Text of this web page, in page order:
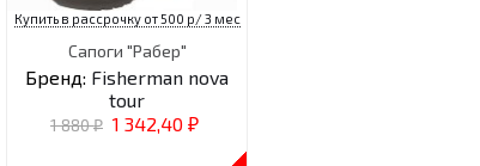
Купить в рассрочку от 500 р/ 3 мес
Сапоги "Рабер"
Бренд: Fisherman nova
tour
1 880₽ 1 342,40 ₽